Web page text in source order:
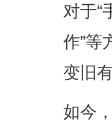
对于“
作”等
变旧
如今